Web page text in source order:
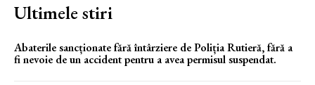
Ultimele stiri
Abaterile sancționate fără întârziere de Poliția Rutieră, fără a
fi nevoie de un accident pentru a avea permisul suspendat.